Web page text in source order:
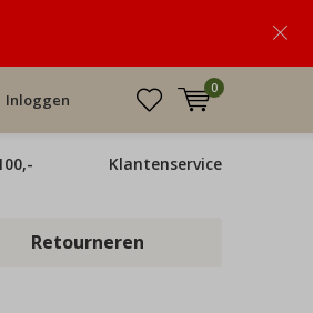
Inloggen
0
Klantenservice
Retourneren